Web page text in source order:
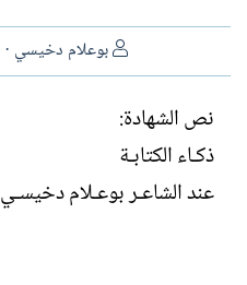
ا
ل
بوعلام دخيسي
نص الشهادة:
ذكـاء الكتابـة
عند الشاعـر بوعـلام دخيسـي